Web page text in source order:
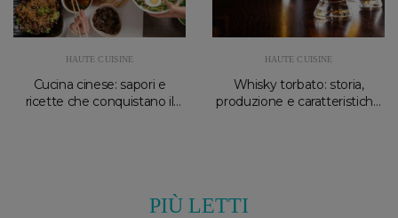
HAUTE CUISINE
Cucina cinese: sapori e
ricette che conquistano il
HAUTE CUISINE
Whisky torbato: storia,
produzione e caratteristiche
PIÙ LETTI